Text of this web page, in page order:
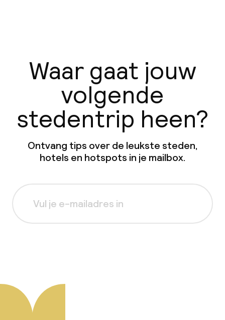
Waar gaat jouw
volgende
stedentrip heen?
Ontvang tips over de leukste steden,
hotels en hotspots in je mailbox.